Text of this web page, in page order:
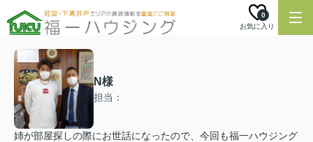
お気に入り
0
N様
担当：
姉が部屋探しの際にお世話になったので、今回も福一ハウジング